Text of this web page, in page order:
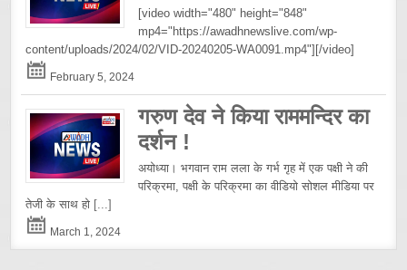
[video width="480" height="848"
mp4="https://awadhnewslive.com/wp-
content/uploads/2024/02/VID-20240205-WA0091.mp4"][/video]
February 5, 2024
गरुण देव ने किया राममन्दिर का
दर्शन !
अयोध्या। भगवान राम लला के गर्भ गृह में एक पक्षी ने की
परिक्रमा, पक्षी के परिक्रमा का वीडियो सोशल मीडिया पर
तेजी के साथ हो [...]
March 1, 2024